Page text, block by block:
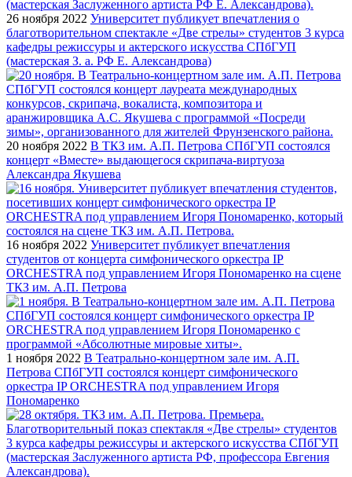
26 ноября 2022 Университет публикует впечатления о
благотворительном спектакле «Две стрелы» студентов 3 курса
кафедры режиссуры и актерского искусства СПбГУП
(мастерская З. а. РФ Е. Александрова)
20 ноября 2022 В ТКЗ им. А.П. Петрова СПбГУП состоялся
концерт «Вместе» выдающегося скрипача-виртуоза
Александра Якушева
16 ноября 2022 Университет публикует впечатления
студентов от концерта симфонического оркестра IP
ORCHESTRA под управлением Игоря Пономаренко на сцене
ТКЗ им. А.П. Петрова
1 ноября 2022 В Театрально-концертном зале им. А.П.
Петрова СПбГУП состоялся концерт симфонического
оркестра IP ORCHESTRA под управлением Игоря
Пономаренко